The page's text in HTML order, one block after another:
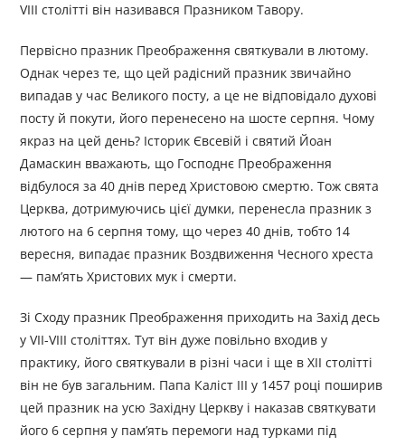
VIII столітті він називався Празником Тавору.
Первісно празник Преображення святкували в лютому.
Однак через те, що цей радісний празник звичайно
випадав у час Великого посту, а це не відповідало духові
посту й покути, його перенесено на шосте серпня. Чому
якраз на цей день? Історик Євсевій і святий Йоан
Дамаскин вважають, що Господнє Преображення
відбулося за 40 днів перед Христовою смертю. Тож свята
Церква, дотримуючись цієї думки, перенесла празник з
лютого на 6 серпня тому, що через 40 днів, тобто 14
вересня, випадає празник Воздви­ження Чесного хреста
— пам’ять Христових мук і смерти.
Зі Сходу празник Преображення приходить на Захід десь
у VII-VIII століттях. Тут він дуже повільно входив у
практику, його святкували в різні часи і ще в XII столітті
він не був загальним. Папа Каліст III у 1457 році поширив
цей празник на усю Західну Церкву і наказав святкувати
його 6 серпня у пам’ять перемоги над турками під